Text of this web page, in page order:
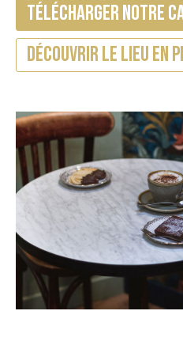
télécharger notre
Découvrir le lieu en